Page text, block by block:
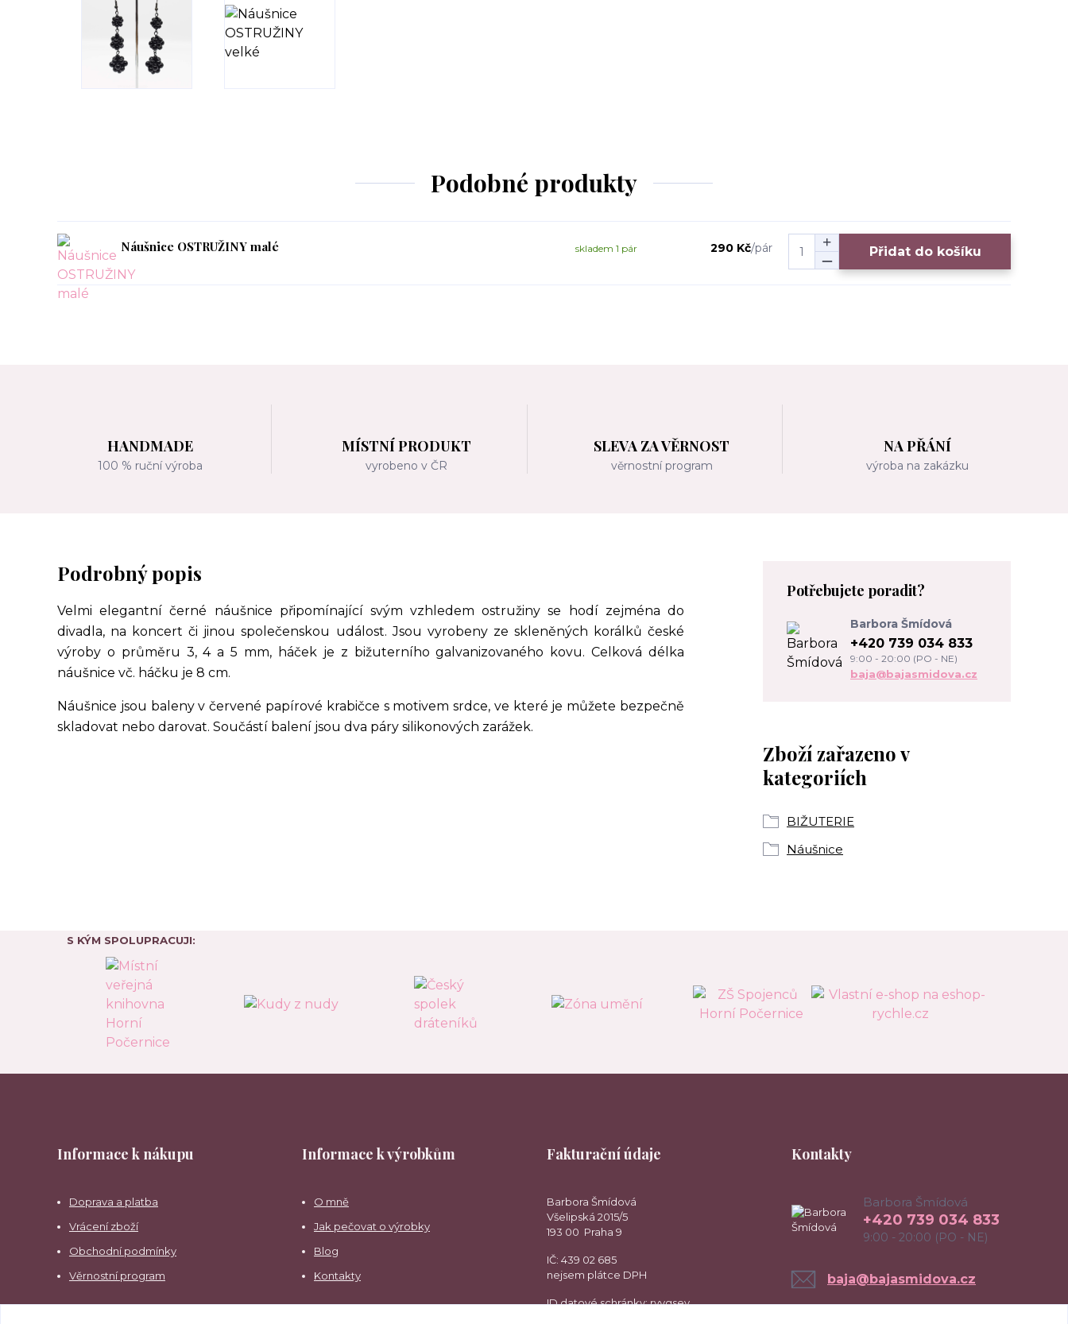
Podobné produkty
Náušnice OSTRUŽINY malé 290 Kč/pár
skladem 1 pár Přidat do košíku
HANDMADE
100 % ruční výroba
MÍSTNÍ PRODUKT
vyrobeno v ČR
SLEVA ZA VĚRNOST
věrnostní program
NA PŘÁNÍ
výroba na zakázku
Podrobný popis
Velmi elegantní černé náušnice připomínající svým vzhledem ostružiny se hodí zejména do
divadla, na koncert či jinou společenskou událost. Jsou vyrobeny ze skleněných korálků české
výroby o průměru 3, 4 a 5 mm, háček je z bižuterního galvanizovaného kovu. Celková délka
náušnice vč. háčku je 8 cm.
Náušnice jsou baleny v červené papírové krabičce s motivem srdce, ve které je můžete bezpečně
skladovat nebo darovat. Součástí balení jsou dva páry silikonových zarážek.
Zboží zařazeno v
kategoriích
BIŽUTERIE
Náušnice
Potřebujete poradit?
Barbora Šmídová
+420 739 034 833
9:00 - 20:00 (PO - NE)
baja@bajasmidova.cz
S KÝM SPOLUPRACUJI:
Informace k nákupu
Doprava a platba
Vrácení zboží
Obchodní podmínky
Věrnostní program
Informace k výrobkům
O mně
Jak pečovat o výrobky
Blog
Kontakty
Fakturační údaje
Barbora Šmídová
Všelipská 2015/5
193 00 Praha 9
IČ: 439 02 685
nejsem plátce DPH
ID datové schránky: rvvgsev
Kontakty
Barbora Šmídová
+420 739 034 833
9:00 - 20:00 (PO - NE)
baja@bajasmidova.cz